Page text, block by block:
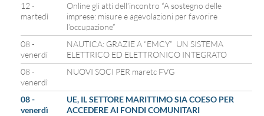
12 -
martedì
Online gli atti dell’incontro “A sostegno delle
imprese: misure e agevolazioni per favorire
l’occupazione”
08 -
venerdì
NAUTICA: GRAZIE A “EMCY” UN SISTEMA
ELETTRICO ED ELETTRONICO INTEGRATO
08 -
venerdì
NUOVI SOCI PER maretc FVG
08 -
venerdì
UE, IL SETTORE MARITTIMO SIA COESO PER
ACCEDERE AI FONDI COMUNITARI